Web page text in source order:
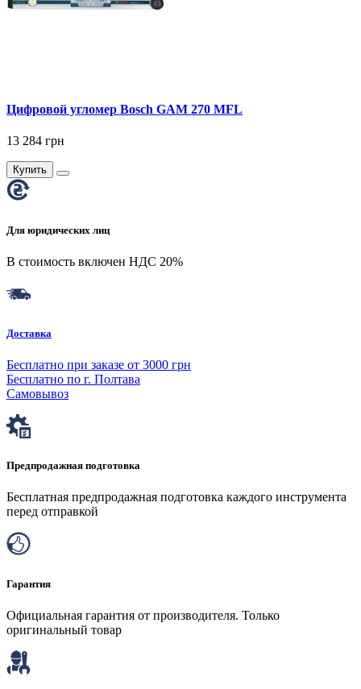
Цифровой угломер Bosch GAM 270 MFL
13 284 грн
Купить
Для юридических лиц
В стоимость включен НДС 20%
Доставка
Бесплатно при заказе от 3000 грн
Бесплатно по г. Полтава
Самовывоз
Предпродажная подготовка
Бесплатная предпродажная подготовка каждого инструмента
перед отправкой
Гарантия
Официальная гарантия от производителя. Только
оригинальный товар